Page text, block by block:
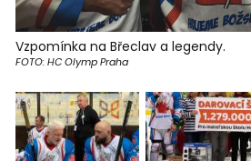
Vzpomínka na Břeclav a legendy.
FOTO: HC Olymp Praha